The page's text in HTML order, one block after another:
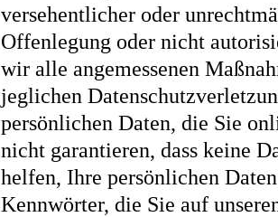
versehentlicher oder
Offenlegung oder nicht
wir alle angemessenen
jeglichen
persönlichen Daten, die Sie
nicht garantieren, dass keine
helfen, Ihre persönlichen
Kennwörter, die Sie auf